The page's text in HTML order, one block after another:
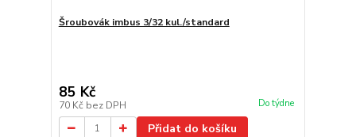
Šroubovák imbus 3/32 kul./standard
85 Kč
70 Kč bez DPH Do týdne
Přidat do košíku